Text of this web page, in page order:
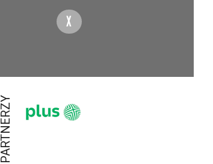
X
PARTNERZY